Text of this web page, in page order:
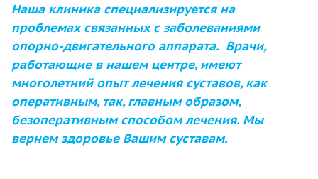
Наша клиника специализируется на
проблемах связанных с заболеваниями
опорно-двигательного аппарата. Врачи,
работающие в нашем центре, имеют
многолетний опыт лечения суставов, как
оперативным, так, главным образом,
безоперативным способом лечения. Мы
вернем здоровье Вашим суставам.